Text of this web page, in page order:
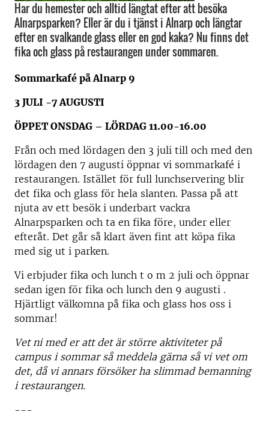
Har du hemester och alltid längtat efter att besöka
Alnarpsparken? Eller är du i tjänst i Alnarp och längtar
efter en svalkande glass eller en god kaka? Nu finns det
fika och glass på restaurangen under sommaren.
Sommarkafé på Alnarp 9
3 JULI -7 AUGUSTI
ÖPPET ONSDAG – LÖRDAG 11.00-16.00
Från och med lördagen den 3 juli till och med den
lördagen den 7 augusti öppnar vi sommarkafé i
restaurangen. Istället för full lunchservering blir
det fika och glass för hela slanten. Passa på att
njuta av ett besök i underbart vackra
Alnarpsparken och ta en fika före, under eller
efteråt. Det går så klart även fint att köpa fika
med sig ut i parken.
Vi erbjuder fika och lunch t o m 2 juli och öppnar
sedan igen för fika och lunch den 9 augusti .
Hjärtligt välkomna på fika och glass hos oss i
sommar!
Vet ni med er att det är större aktiviteter på
campus i sommar så meddela gärna så vi vet om
det, då vi annars försöker ha slimmad bemanning
i restaurangen.
---